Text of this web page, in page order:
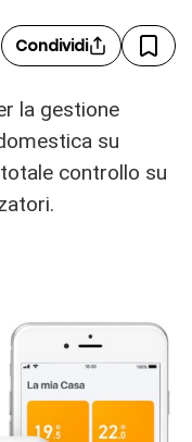
Condividi
la gestione
su
controllo su